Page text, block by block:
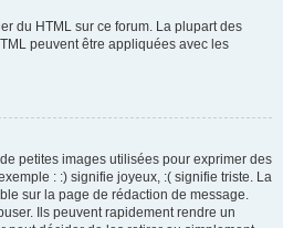
du HTML sur ce forum. La plupart des
peuvent être appliquées avec les
petites images utilisées pour exprimer des
: :) signifie joyeux, :( signifie triste. La
sur la page de rédaction de message.
Ils peuvent rapidement rendre un